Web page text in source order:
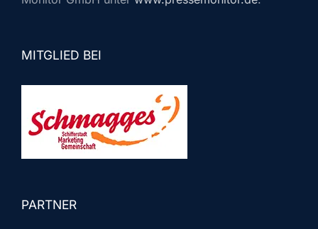
MITGLIED BEI
PARTNER